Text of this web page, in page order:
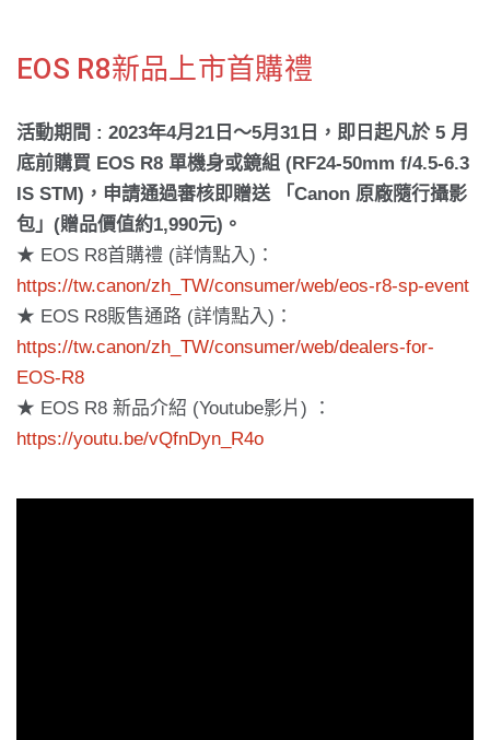
EOS R8新品上市首購禮
活動期間 : 2023年4月21日〜5月31日，即日起凡於 5 月
底前購買 EOS R8 單機身或鏡組 (RF24-50mm f/4.5-6.3
IS STM)，申請通過審核即贈送 「Canon 原廠隨行攝影
包」(贈品價值約1,990元)。
★ EOS R8首購禮 (詳情點入)：
https://tw.canon/zh_TW/consumer/web/eos-r8-sp-event
★ EOS R8販售通路 (詳情點入)：
https://tw.canon/zh_TW/consumer/web/dealers-for-
EOS-R8
★ EOS R8 新品介紹 (Youtube影片) ：
https://youtu.be/vQfnDyn_R4o